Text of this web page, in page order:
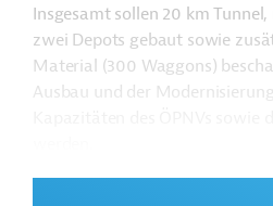
Insgesamt sollen 20 km
zwei Depots gebaut sowie
Material (300 Waggons)
Ausbau und der
Weitere Informationen zu dem